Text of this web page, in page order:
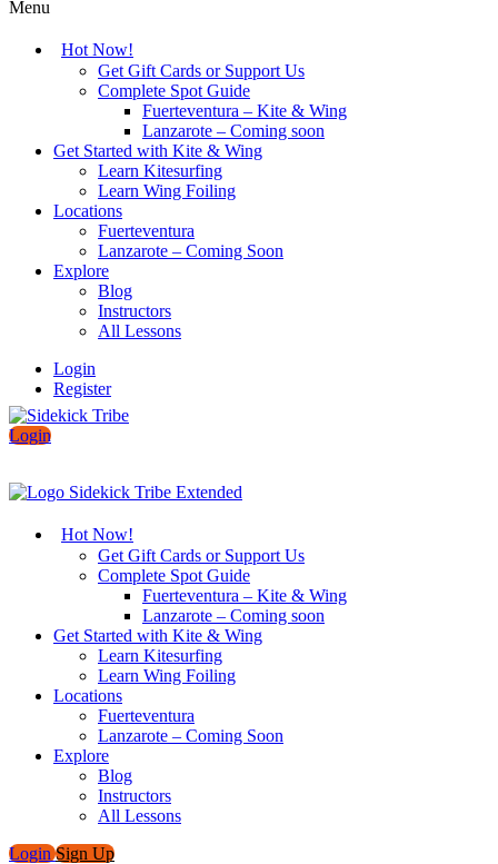
Menu
Hot Now!
Get Gift Cards or Support Us
Complete Spot Guide
Fuerteventura – Kite & Wing
Lanzarote – Coming soon
Get Started with Kite & Wing
Learn Kitesurfing
Learn Wing Foiling
Locations
Fuerteventura
Lanzarote – Coming Soon
Explore
Blog
Instructors
All Lessons
Login
Register
Login
Hot Now!
Get Gift Cards or Support Us
Complete Spot Guide
Fuerteventura – Kite & Wing
Lanzarote – Coming soon
Get Started with Kite & Wing
Learn Kitesurfing
Learn Wing Foiling
Locations
Fuerteventura
Lanzarote – Coming Soon
Explore
Blog
Instructors
All Lessons
LoginSign Up